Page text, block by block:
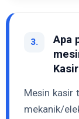
3.
Apa
Mesin kasir
mekanik/